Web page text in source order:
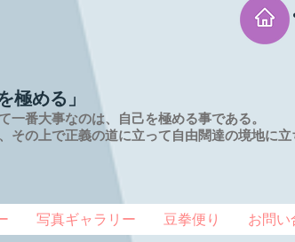
極める」
番大事なのは、自己を極める事である。
その上で正義の道に立って自由闊達の境地に立
写真ギャラリー 豆拳便り お問い